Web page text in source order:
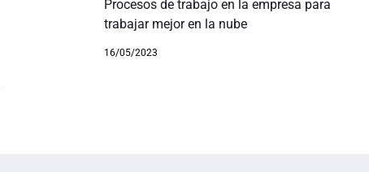
Procesos de trabajo en la empresa para
trabajar mejor en la nube
16/05/2023